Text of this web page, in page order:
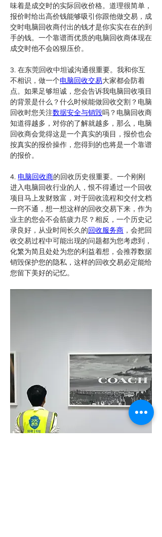
味着是成交时的实际回收价格。道理很简单，
报价时给出高价钱能够吸引你跟他做交易，成
交时电脑回收商付出的钱才是你实实在在的到
手的钱。一个靠谱而优质的电脑回收商体现在
成交时他不会凶狠压价。
3. 在东莞回收中坦诚沟通很重要。我和你互
不相识，做一个电脑回收交易大家都会防着
点。如果足够坦诚，您会告诉我电脑回收项目
的背景是什么？什么时候能做回收交割？电脑
回收时您关注数据安全与销毁吗？电脑回收商
知道得越多，对你的了解就越多，那么，电脑
回收商会觉得这是一个真实的项目，报价也会
按真实的报价操作，您得到的也将是一个靠谱
的报价。
4. 电脑回收商的回收历史很重要。一个刚刚
进入电脑回收行业的人，恨不得通过一个回收
项目马上发财致富，对于回收流程和交付文档
一窍不通，想一想这样的回收交易下来，作为
业主的您会不会筋疲力尽？相反，一个历史记
录良好，从业时间长久的回收服务商 ，会把回
收交易过程中可能出现的问题都为您考虑到，
化繁为简且处处为您的利益着想，会推荐数据
销毁保护您的隐私，这样的回收交易必定能给
您留下美好的记忆。